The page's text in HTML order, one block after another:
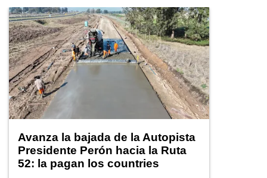
Avanza la bajada de la Autopista
Presidente Perón hacia la Ruta
52: la pagan los countries